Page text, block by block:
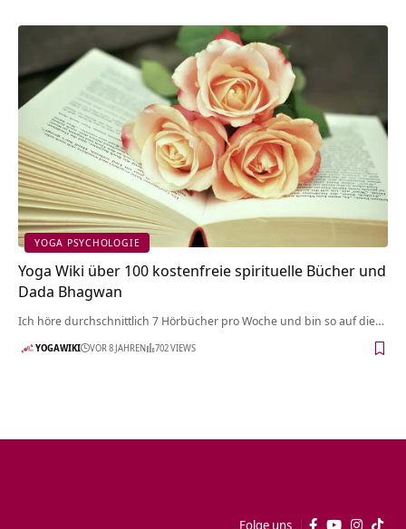
YOGA PSYCHOLOGIE
Yoga Wiki über 100 kostenfreie spirituelle Bücher und
Dada Bhagwan
Ich höre durchschnittlich 7 Hörbücher pro Woche und bin so auf die…
YOGAWIKI VOR 8 JAHREN 702 VIEWS
Folge uns